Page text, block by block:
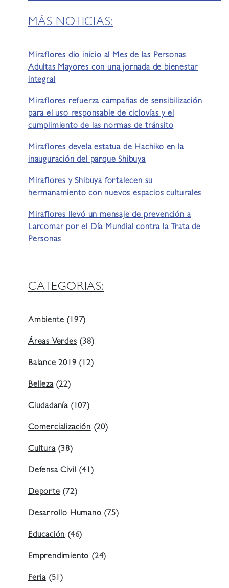
MÁS NOTICIAS:
Miraflores dio inicio al Mes de las Personas
Adultas Mayores con una jornada de bienestar
integral
Miraflores refuerza campañas de sensibilización
para el uso responsable de ciclovías y el
cumplimiento de las normas de tránsito
Miraflores devela estatua de Hachiko en la
inauguración del parque Shibuya
Miraflores y Shibuya fortalecen su
hermanamiento con nuevos espacios culturales
Miraflores llevó un mensaje de prevención a
Larcomar por el Día Mundial contra la Trata de
Personas
CATEGORIAS:
Ambiente (197)
Áreas Verdes (38)
Balance 2019 (12)
Belleza(22)
Ciudadanía (107)
Comercialización (20)
Cultura(38)
Defensa Civil (41)
Deporte (72)
Desarrollo Humano (75)
Educación (46)
Emprendimiento (24)
Feria (51)